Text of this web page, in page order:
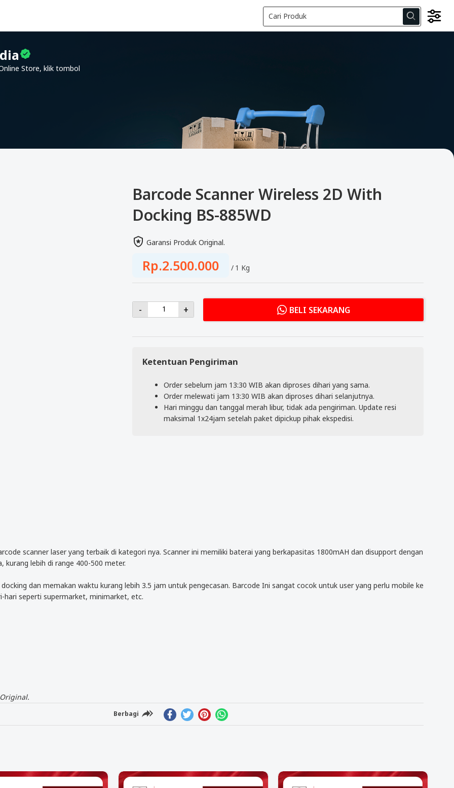
Store, klik tombol
Barcode Scanner Wireless 2D With
Docking BS-885WD
Garansi Produk Original.
Rp.2.500.000 1 Kg
- + BELI SEKARANG
Ketentuan Pengiriman
Order sebelum jam 13:30 WIB akan diproses dihari yang sama.
Order melewati jam 13:30 WIB akan diproses dihari selanjutnya.
Hari minggu dan tanggal merah libur, tidak ada pengiriman. Update resi
maksimal 1x24jam setelah paket dipickup pihak ekspedisi.
scanner laser yang terbaik di kategori nya. Scanner ini memiliki baterai yang berkapasitas 1800mAH dan disupport dengan
kurang lebih di range 400-500 meter.
dan memakan waktu kurang lebih 3.5 jam untuk pengecasan. Barcode Ini sangat cocok untuk user yang perlu mobile ke
hari seperti supermarket, minimarket, etc.
Berbagi